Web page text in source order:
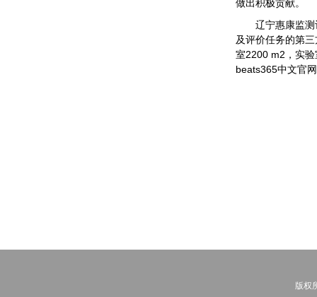
做出积极贡献。
辽宁惠康监
及评价任务的第
室2200 m2，实
beats365中文官
版权